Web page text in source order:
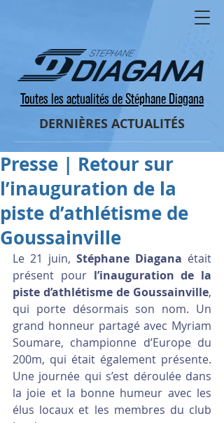
Toutes les actualités de Stéphane Diagana
DERNIÈRES ACTUALITÉS
Presse | Retour sur
l’inauguration de la
piste d’athlétisme de
Goussainville
Le 21 juin, Stéphane Diagana était
présent pour l’inauguration de la
piste d’athlétisme de Goussainville,
qui porte désormais son nom. Un
grand honneur partagé avec Myriam
Soumare, championne d’Europe du
200m, qui était également présente.
Une journée qui s’est déroulée dans
la joie et la bonne humeur avec les
élus locaux et les membres du club